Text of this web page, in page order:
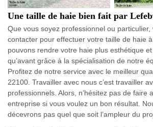
Une taille de haie bien fait par
Que vous soyez professionnel ou
contacter pour effectuer votre taille de haie
pouvons rendre votre haie plus esthétique
qu’avant grâce à la spécialisation de notre
Profitez de notre service avec le meilleur
22100. Travailler avec nous c’est travailler
professionnels. Alors, n’hésitez pas de faire
entreprise si vous voulez un bon résultat.
décevrons pas quel que soit l’ampleur du